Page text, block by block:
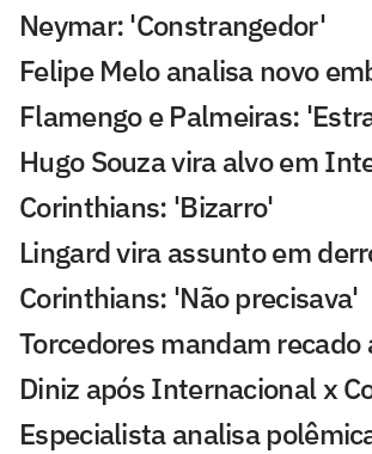
Neymar: 'Constrangedor'
Felipe Melo analisa novo
Flamengo e Palmeiras:
Hugo Souza vira alvo em
Corinthians: 'Bizarro'
Lingard vira assunto em
Corinthians: 'Não precisava'
Torcedores mandam recado
Diniz após Internacional x
Especialista analisa